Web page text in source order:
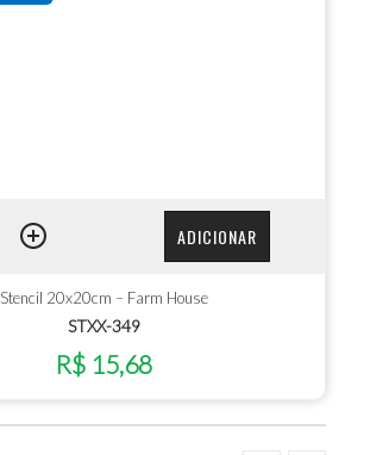
ADICIONAR
Stencil 20x20cm – Farm House
STXX-349
R$ 15,68